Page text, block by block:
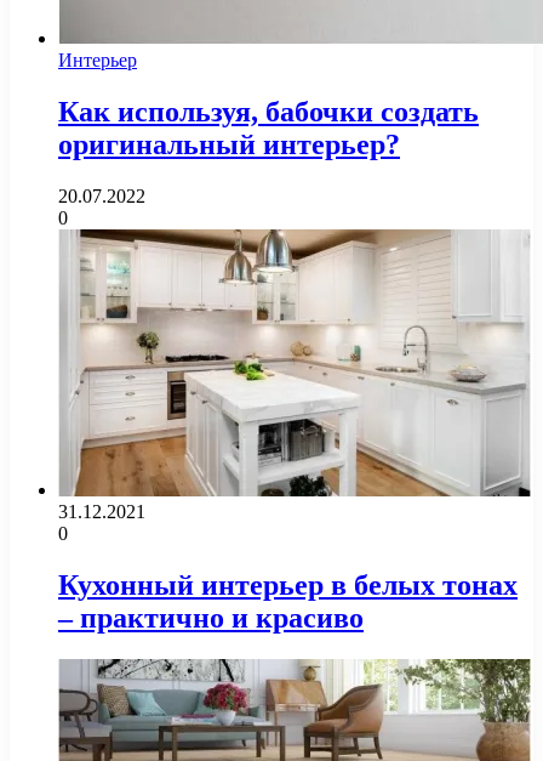
Интерьер
Как используя, бабочки создать
оригинальный интерьер?
20.07.2022
0
31.12.2021
0
Кухонный интерьер в белых тонах
– практично и красиво